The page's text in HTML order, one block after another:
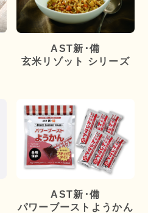
AST新･備
玄米リゾット シリーズ
AST新･備
パワーブーストようかん